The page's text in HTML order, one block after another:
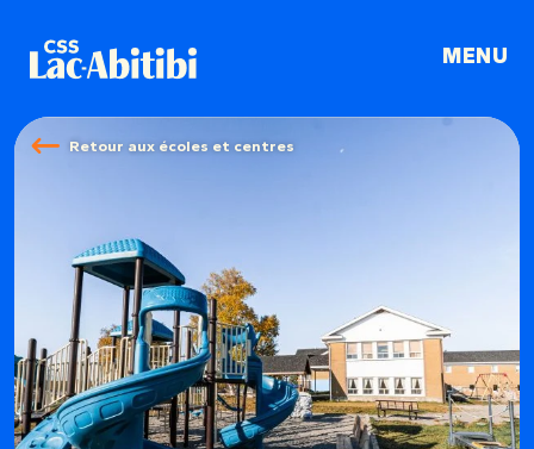
LA GRANDE SÉDUCTION
Retour aux écoles et centres